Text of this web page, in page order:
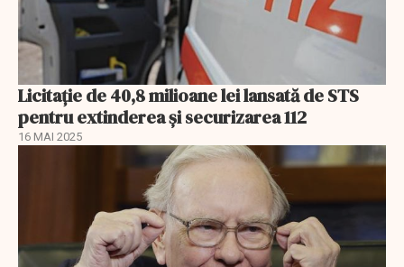
Licitație de 40,8 milioane lei lansată de STS
pentru extinderea și securizarea 112
16 MAI 2025